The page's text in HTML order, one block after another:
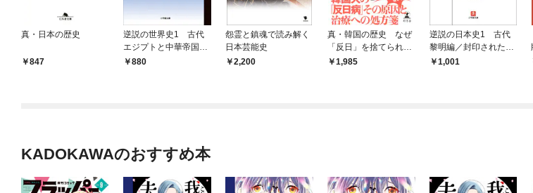
真・日本の歴史
847
逆説の世界史1 古代
エジプトと中華帝国の
興廃880
怨霊と鎮魂で読み解く
日本芸能史
2,200
真・韓国の歴史 なぜ
「反日」を捨てられな
いのか
1,985
逆説の日本史1 古代
黎明編／封印された
「倭」の謎
1,001
KADOKAWAのおすすめ本